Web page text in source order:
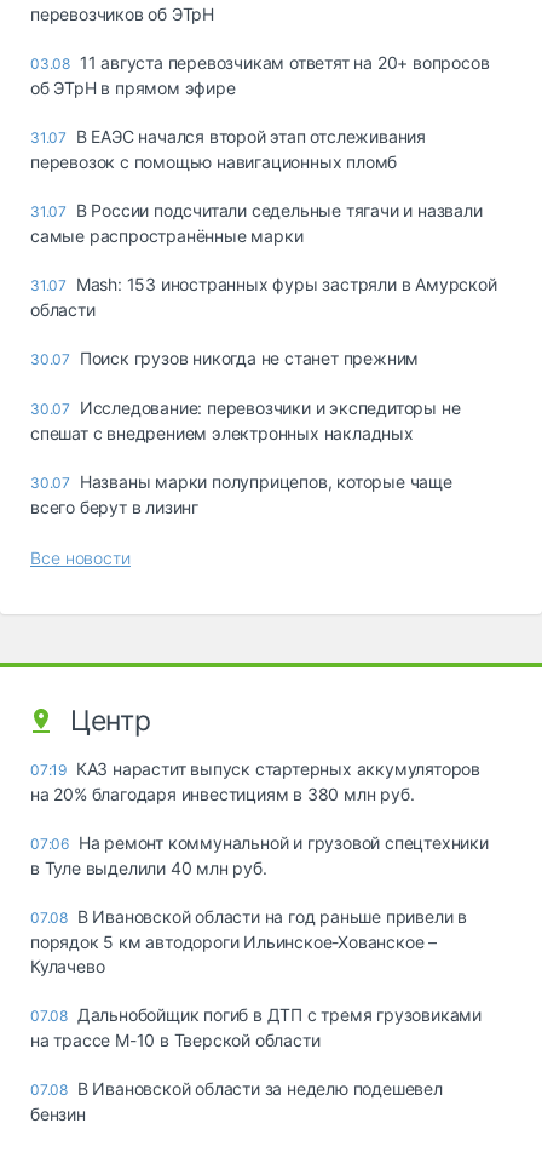
перевозчиков об ЭТрН
03.08 11 августа перевозчикам ответят на 20+ вопросов
об ЭТрН в прямом эфире
31.07
В ЕАЭС начался второй этап отслеживания
перевозок с помощью навигационных пломб
31.07
В России подсчитали седельные тягачи и назвали
самые распространённые марки
31.07
Mash: 153 иностранных фуры застряли в Амурской
области
30.07 Поиск грузов никогда не станет прежним
30.07
Исследование: перевозчики и экспедиторы не
спешат с внедрением электронных накладных
30.07
Названы марки полуприцепов, которые чаще
всего берут в лизинг
Все новости
Центр
07:19 КАЗ нарастит выпуск стартерных аккумуляторов
на 20% благодаря инвестициям в 380 млн руб.
07:06 На ремонт коммунальной и грузовой спецтехники
в Туле выделили 40 млн руб.
07.08 В Ивановской области на год раньше привели в
порядок 5 км автодороги Ильинское-Хованское –
Кулачево
07.08 Дальнобойщик погиб в ДТП с тремя грузовиками
на трассе М-10 в Тверской области
07.08 В Ивановской области за неделю подешевел
бензин